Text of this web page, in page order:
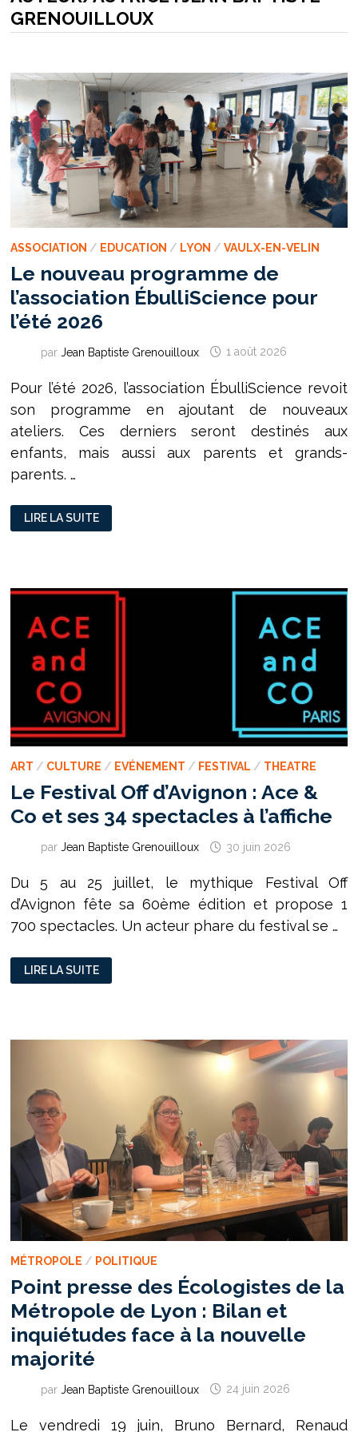
GRENOUILLOUX
ASSOCIATION / EDUCATION / LYON / VAULX-EN-VELIN
Le nouveau programme de
l’association ÉbulliScience pour
l’été 2026
par Jean Baptiste Grenouilloux 1 août 2026
Pour l’été 2026, l’association ÉbulliScience revoit
son programme en ajoutant de nouveaux
ateliers. Ces derniers seront destinés aux
enfants, mais aussi aux parents et grands-
parents. …
LE
NOUVEAU
PROGRAMME
L’ÉTÉ
LIRE LA SUITE
ART / CULTURE / EVÉNEMENT / FESTIVAL / THEATRE
Le Festival Off d’Avignon : Ace &
Co et ses 34 spectacles à l’affiche
par Jean Baptiste Grenouilloux 30 juin 2026
Du 5 au 25 juillet, le mythique Festival Off
d’Avignon fête sa 60ème édition et propose 1
700 spectacles. Un acteur phare du festival se …
LE
FESTIVAL
OFF
ET
L’AFFICHE
LIRE LA SUITE
MÉTROPOLE / POLITIQUE
Point presse des Écologistes de la
Métropole de Lyon : Bilan et
inquiétudes face à la nouvelle
majorité
par Jean Baptiste Grenouilloux 24 juin 2026
Le vendredi 19 juin, Bruno Bernard, Renaud